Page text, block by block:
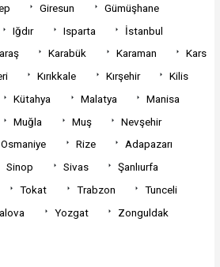
Giresun
Gümüşhane
Iğdır Isparta
İstanbul
Karabük Karaman
Kars
Kırıkkale Kırşehir
Kilis
Kütahya Malatya
Manisa
Muğla Muş
Nevşehir
Osmaniye Rize
Adapazarı
Sinop Sivas
Şanlıurfa
Tokat Trabzon
Tunceli
Yozgat
Zonguldak